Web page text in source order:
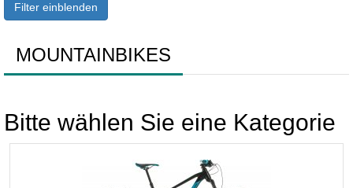
Filter einblenden
MOUNTAINBIKES
Bitte wählen Sie eine Kategorie